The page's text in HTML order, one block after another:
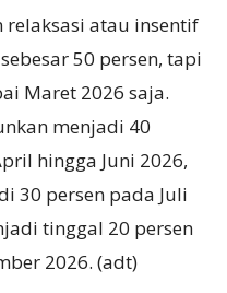
relaksasi atau insentif
50 persen, tapi
Maret 2026 saja.
menjadi 40
hingga Juni 2026,
30 persen pada Juli
tinggal 20 persen
2026. (adt)